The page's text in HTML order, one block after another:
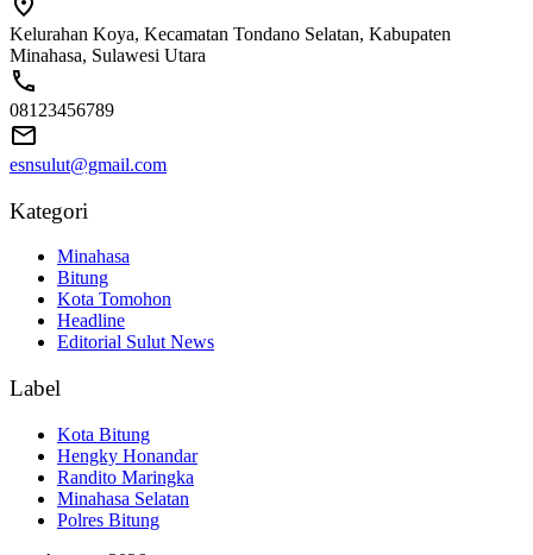
Kelurahan Koya, Kecamatan Tondano Selatan, Kabupaten
Minahasa, Sulawesi Utara
08123456789
esnsulut@gmail.com
Kategori
Minahasa
Bitung
Kota Tomohon
Headline
Editorial Sulut News
Label
Kota Bitung
Hengky Honandar
Randito Maringka
Minahasa Selatan
Polres Bitung